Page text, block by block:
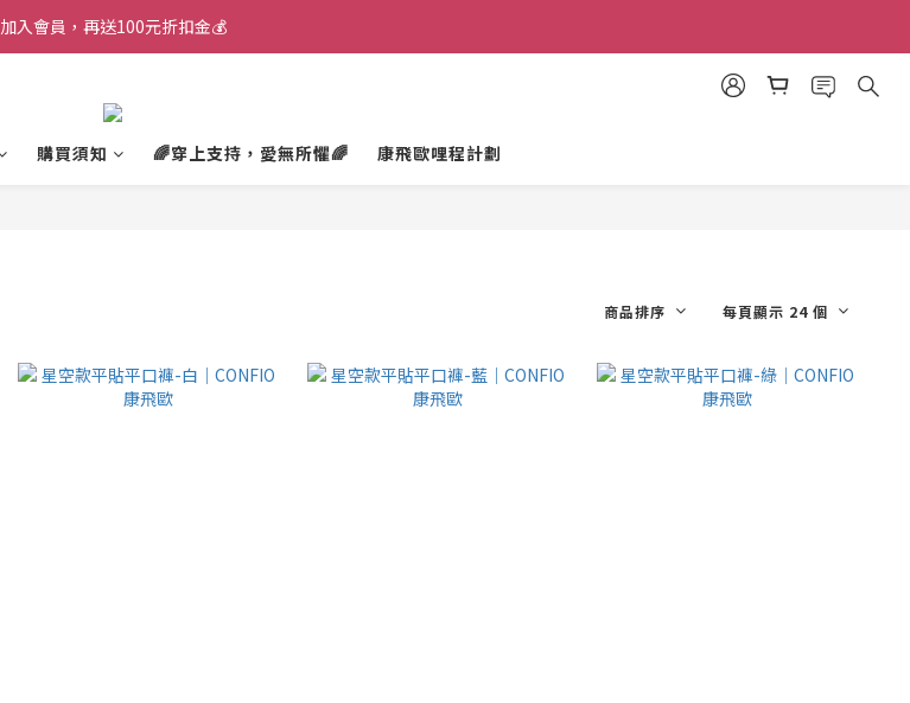
加入會員，再送100元折扣金💰
加入會員，再送100元折扣金💰
購買須知 🌈穿上支持，愛無所懼🌈 康飛歐哩程計劃
商品排序 每頁顯示 24 個